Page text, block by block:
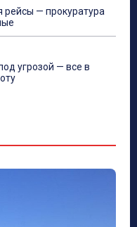
рейсы — прокуратура
угрозой — все в